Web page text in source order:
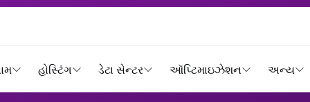
હોસ્ટિંગ ડેટા સેન્ટર ઑપ્ટિમાઇઝેશન અન્ય